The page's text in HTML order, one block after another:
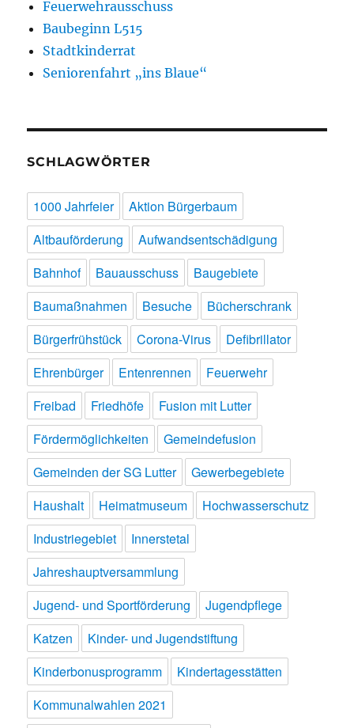
Feuerwehrausschuss
Baubeginn L515
Stadtkinderrat
Seniorenfahrt „ins Blaue“
SCHLAGWÖRTER
1000 Jahrfeier
Aktion Bürgerbaum
Altbauförderung
Aufwandsentschädigung
Bahnhof
Bauausschuss
Baugebiete
Baumaßnahmen
Besuche
Bücherschrank
Bürgerfrühstück
Corona-Virus
Defibrillator
Ehrenbürger
Entenrennen
Feuerwehr
Freibad
Friedhöfe
Fusion mit Lutter
Fördermöglichkeiten
Gemeindefusion
Gemeinden der SG Lutter
Gewerbegebiete
Haushalt
Heimatmuseum
Hochwasserschutz
Industriegebiet
Innerstetal
Jahreshauptversammlung
Jugend- und Sportförderung
Jugendpflege
Katzen
Kinder- und Jugendstiftung
Kinderbonusprogramm
Kindertagesstätten
Kommunalwahlen 2021